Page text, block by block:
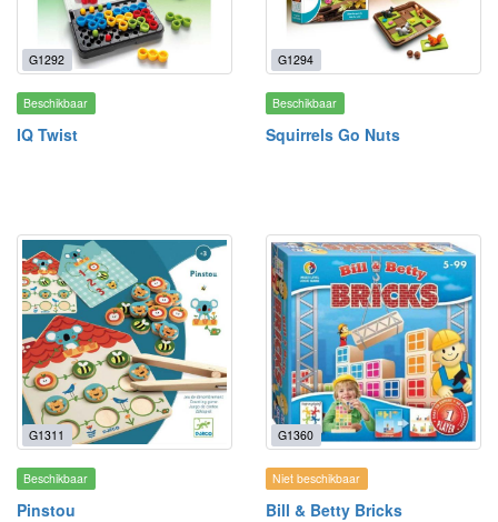
G1292
Beschikbaar
IQ Twist
G1294
Beschikbaar
Squirrels Go Nuts
G1311
Beschikbaar
Pinstou
G1360
Niet beschikbaar
Bill & Betty Bricks